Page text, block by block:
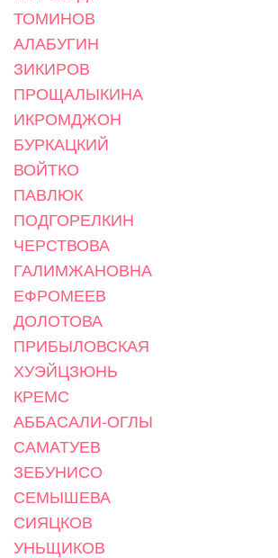
ТОМИНОВ
АЛАБУГИН
ЗИКИРОВ
ПРОЩАЛЫКИНА
ИКРОМДЖОН
БУРКАЦКИЙ
ВОЙТКО
ПАВЛЮК
ПОДГОРЕЛКИН
ЧЕРСТВОВА
ГАЛИМЖАНОВНА
ЕФРОМЕЕВ
ДОЛОТОВА
ПРИБЫЛОВСКАЯ
ХУЭЙЦЗЮНЬ
КРЕМС
АББАСАЛИ-ОГЛЫ
САМАТУЕВ
ЗЕБУНИСО
СЕМЫШЕВА
СИЯЦКОВ
УНЬЩИКОВ